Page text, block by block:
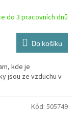
R
M
A
do 3 pracovních dnů
Do košíku
kde je
jsou ze vzduchu v
Kód: 505749